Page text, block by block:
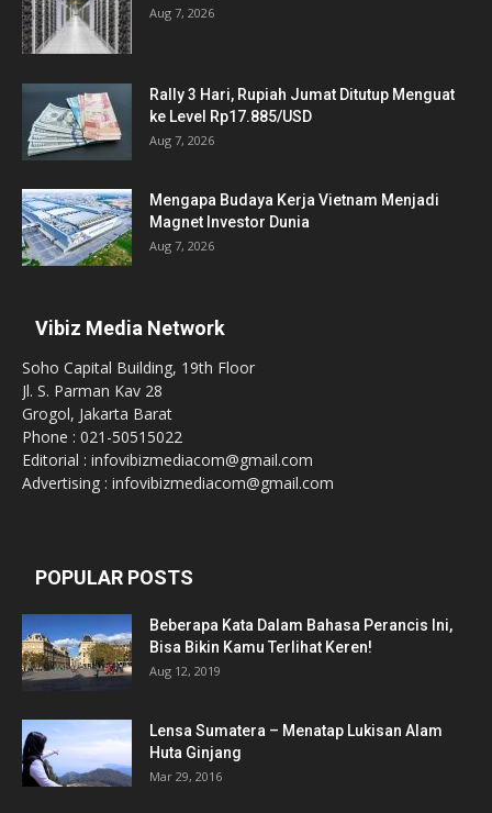
Aug 7, 2026
Rally 3 Hari, Rupiah Jumat Ditutup Menguat
ke Level Rp17.885/USD
Aug 7, 2026
Mengapa Budaya Kerja Vietnam Menjadi
Magnet Investor Dunia
Aug 7, 2026
Vibiz Media Network
Soho Capital Building, 19th Floor
Jl. S. Parman Kav 28
Grogol, Jakarta Barat
Phone : 021-50515022
Editorial : infovibizmediacom@gmail.com
Advertising : infovibizmediacom@gmail.com
POPULAR POSTS
Beberapa Kata Dalam Bahasa Perancis Ini,
Bisa Bikin Kamu Terlihat Keren!
Aug 12, 2019
Lensa Sumatera – Menatap Lukisan Alam
Huta Ginjang
Mar 29, 2016